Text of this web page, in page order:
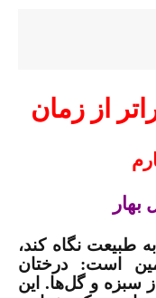
از زمان
طبیعت نگاه کند،
است: درختان
سبزه و گل‌ها. این